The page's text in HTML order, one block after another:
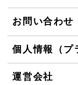
お問い合わせ
個人情報（プ
運営会社